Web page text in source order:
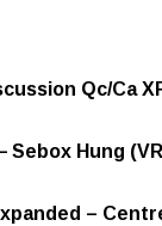
Qc/Ca
Hung
–